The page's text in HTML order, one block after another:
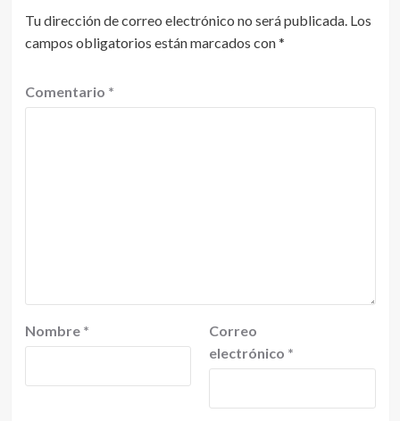
Tu dirección de correo electrónico no será publicada. Los
campos obligatorios están marcados con*
Comentario *
Nombre *
Correo
electrónico *